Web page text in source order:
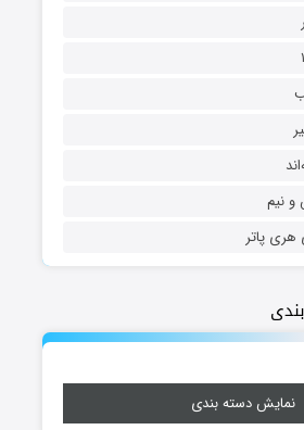
نیم
پاتر
نمایش دسته بندی